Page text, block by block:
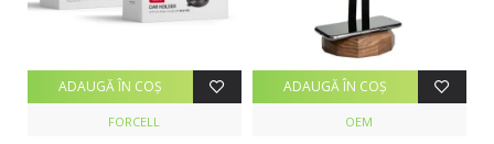
FORCELL
ADAUGĂ ÎN COŞ
OEM
ADAUGĂ ÎN COŞ